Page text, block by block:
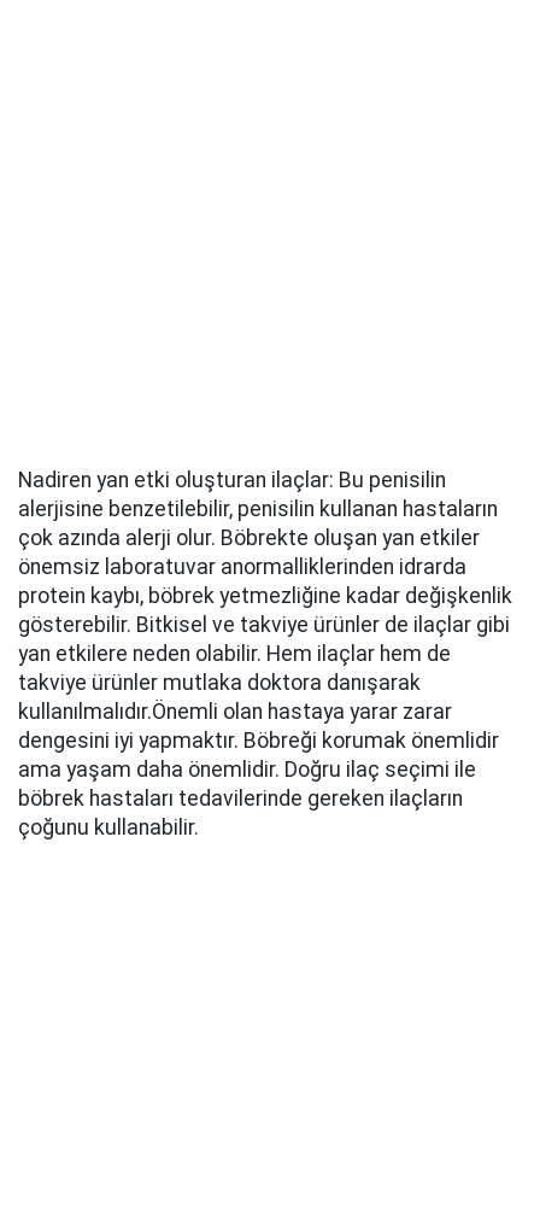
Nadiren yan etki oluşturan ilaçlar: Bu penisilin
alerjisine benzetilebilir, penisilin kullanan hastaların
çok azında alerji olur. Böbrekte oluşan yan etkiler
önemsiz laboratuvar anormalliklerinden idrarda
protein kaybı, böbrek yetmezliğine kadar değişkenlik
gösterebilir. Bitkisel ve takviye ürünler de ilaçlar gibi
yan etkilere neden olabilir. Hem ilaçlar hem de
takviye ürünler mutlaka doktora danışarak
kullanılmalıdır.Önemli olan hastaya yarar zarar
dengesini iyi yapmaktır. Böbreği korumak önemlidir
ama yaşam daha önemlidir. Doğru ilaç seçimi ile
böbrek hastaları tedavilerinde gereken ilaçların
çoğunu kullanabilir.